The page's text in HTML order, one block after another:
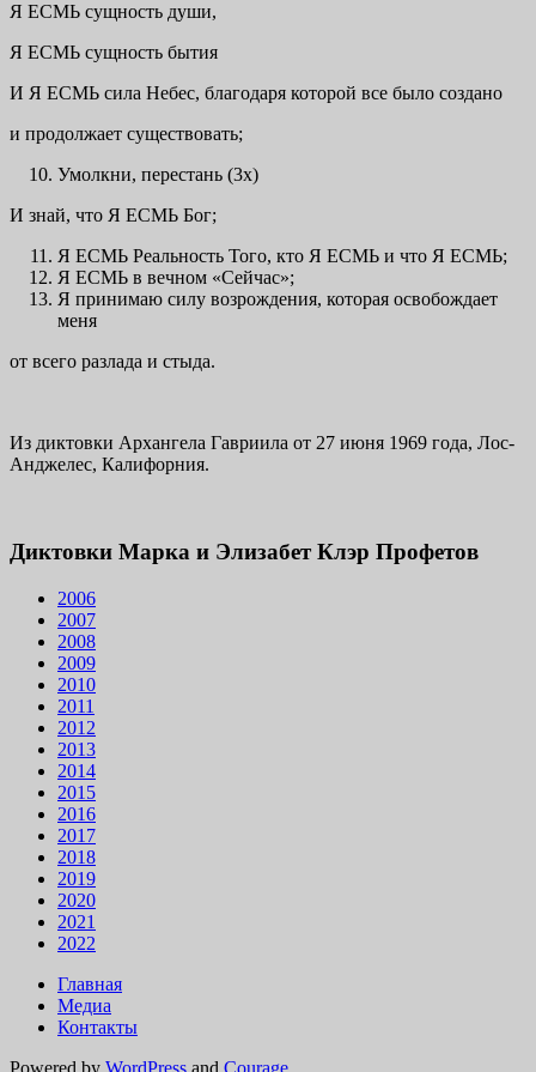
Я ЕСМЬ сущность души,
Я ЕСМЬ сущность бытия
И Я ЕСМЬ сила Небес, благодаря которой все было создано
и продолжает существовать;
Умолкни, перестань (3х)
И знай, что Я ЕСМЬ Бог;
Я ЕСМЬ Реальность Того, кто Я ЕСМЬ и что Я ЕСМЬ;
Я ЕСМЬ в вечном «Сейчас»;
Я принимаю силу возрождения, которая освобождает
меня
от всего разлада и стыда.
Из диктовки Архангела Гавриила от 27 июня 1969 года, Лос-
Анджелес, Калифорния.
Диктовки Марка и Элизабет Клэр Профетов
2006
2007
2008
2009
2010
2011
2012
2013
2014
2015
2016
2017
2018
2019
2020
2021
2022
Главная
Медиа
Контакты
Powered by WordPress and Courage